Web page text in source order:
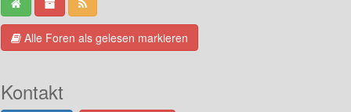
Alle Foren als gelesen markieren
Kontakt